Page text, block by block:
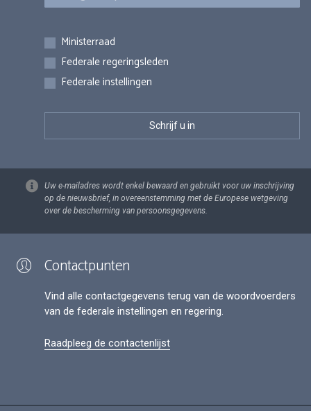
Inschrijvingen
Ministerraad
Federale regeringsleden
Federale instellingen
Uw e-mailadres wordt enkel bewaard en gebruikt voor uw inschrijving
op de nieuwsbrief, in overeenstemming met de Europese wetgeving
over de bescherming van persoonsgegevens.
Contactpunten
Vind alle contactgegevens terug van de woordvoerders
van de federale instellingen en regering.
Raadpleeg de contactenlijst